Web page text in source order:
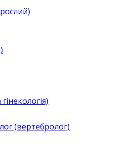
(вертебролог)